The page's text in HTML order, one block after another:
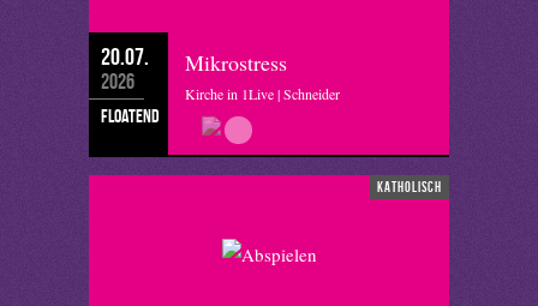
20.07.
2026
floatend
Mikrostress
Kirche in 1Live | Schneider
katholisch